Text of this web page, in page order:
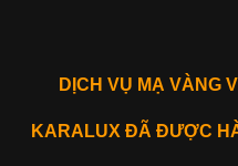
DỊCH VỤ MẠ VÀNG
KARALUX ĐÃ ĐƯỢC